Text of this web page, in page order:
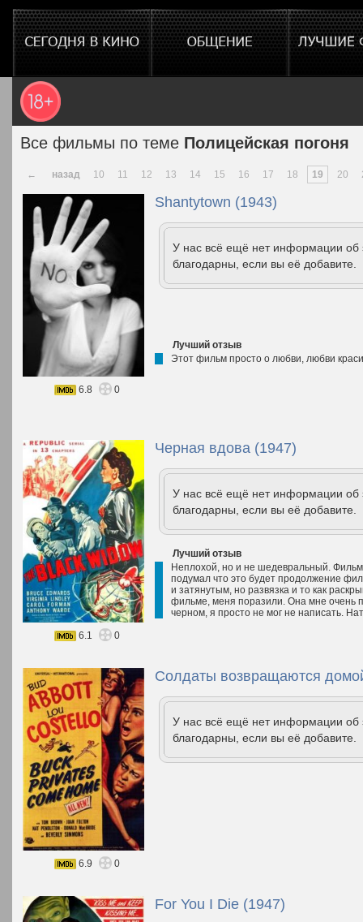
Все фильмы по теме Полицейская погоня
← назад 10 11 12 13 14 15 16 17 18 19 20
Shantytown (1943)
У нас всё ещё нет информации
благодарны, если вы её добавите.
Лучший отзыв
Этот фильм просто о любви, любви
6.8 0
Черная вдова (1947)
У нас всё ещё нет информации
благодарны, если вы её добавите.
Лучший отзыв
Неплохой, но и не шедевральный.
подумал что это будет продолжение
и затянутым, но развязка и то как
фильме, меня поразили. Она мне очень
черном, я просто не мог не написать.
6.1
0
Солдаты возвращаются
У нас всё ещё нет информации
благодарны, если вы её добавите.
6.9 0
For You I Die (1947)